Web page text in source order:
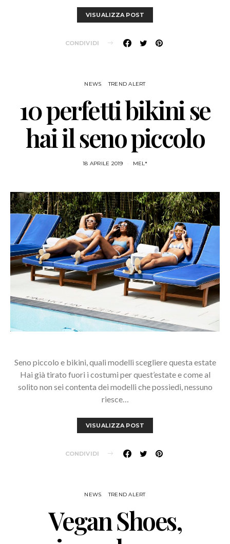
VISUALIZZA POST
CONDIVIDI
NEWS TREND ALERT
10 perfetti bikini se
hai il seno piccolo
18 APRILE 2019 MEL*
Seno piccolo e bikini, quali modelli scegliere questa estate
Hai già tirato fuori i costumi per quest’estate e come al
solito non sei contenta dei modelli che possiedi, nessuno
riesce…
VISUALIZZA POST
CONDIVIDI
NEWS TREND ALERT
Vegan Shoes,